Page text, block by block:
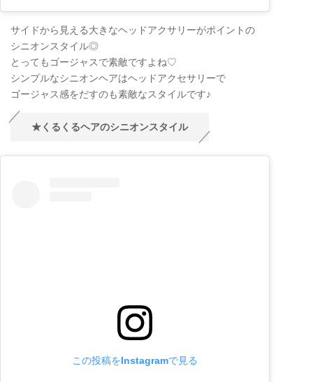
サイドから見える大きなヘッドアクサリーがポイントの
シニオンスタイル◎
とってもゴージャスで素敵ですよね♡
シンプルなシニオンヘアはヘッドアクセサリーで
ゴージャス感をだすのも素敵なスタイルです♪
★くるくるヘアのシニオンスタイル
この投稿をInstagramで見る